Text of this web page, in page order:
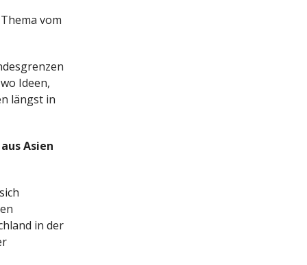
vom
Ideen,
längst in
Asien
in der